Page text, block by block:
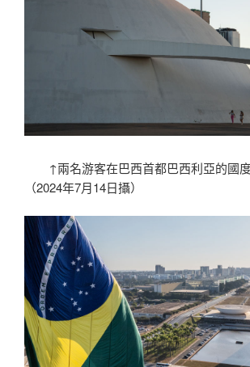
↑兩名游客在巴西首都巴西利亞的國
（2024年7月14日攝）